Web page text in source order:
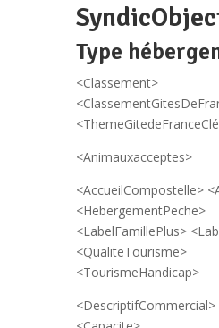
Type
<Classement>
<Animauxacceptes>
<AccueilCompostelle>
<HebergementPeche>
<LabelFamillePlus>
<QualiteTourisme>
<TourismeHandicap>
<DescriptifCommercial>